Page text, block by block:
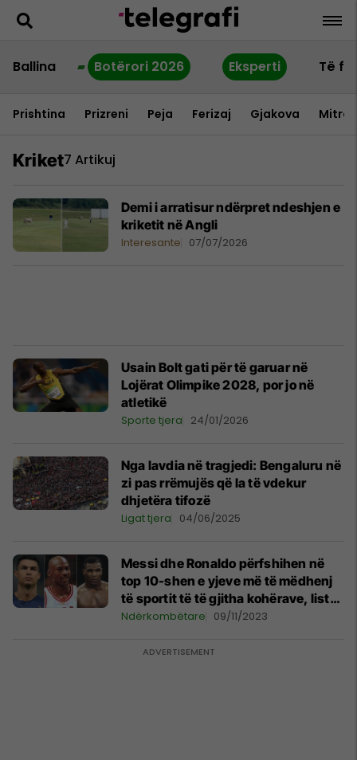
Ballina Botërori 2026 Eksperti Të
Prishtina Prizreni Peja Ferizaj Gjakova
Kriket7 Artikuj
Demi i arratisur ndërpret ndeshjen e
kriketit në Angli
Interesante 07/07/2026
Usain Bolt gati për të garuar në
Lojërat Olimpike 2028, por jo në
atletikë
Sporte tjera 24/01/2026
Nga lavdia në tragjedi: Bengaluru në
zi pas rrëmujës që la të vdekur
dhjetëra tifozë
Ligat tjera 04/06/2025
Messi dhe Ronaldo përfshihen në
top 10-shen e yjeve më të mëdhenj
të sportit të të gjitha kohërave, lista
bëhet virale
Ndërkombëtare 09/11/2023